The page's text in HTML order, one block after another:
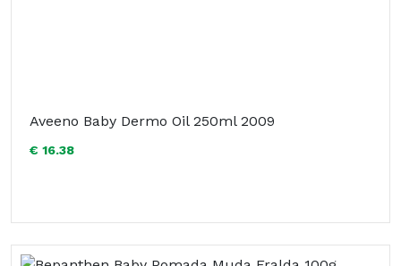
Aveeno Baby Dermo Oil 250ml 2009
€ 16.38